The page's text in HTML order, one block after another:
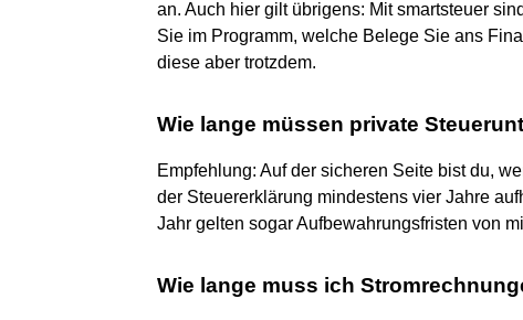
an. Auch hier gilt übrigens: Mit smartsteuer
Sie im Programm, welche Belege Sie ans
diese aber trotzdem.
Wie lange müssen private
Empfehlung: Auf der sicheren Seite bist du,
der Steuererklärung mindestens vier Jahre
Jahr gelten sogar Aufbewahrungsfristen von
Wie lange muss ich